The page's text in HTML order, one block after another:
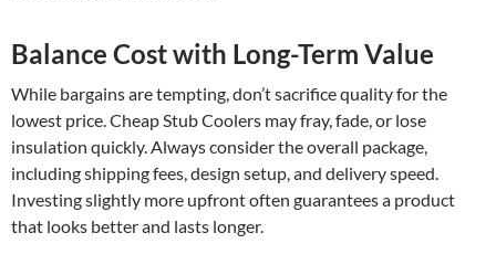
Balance Cost with Long-Term Value
While bargains are tempting, don’t sacrifice quality for the
lowest price. Cheap Stub Coolers may fray, fade, or lose
insulation quickly. Always consider the overall package,
including shipping fees, design setup, and delivery speed.
Investing slightly more upfront often guarantees a product
that looks better and lasts longer.